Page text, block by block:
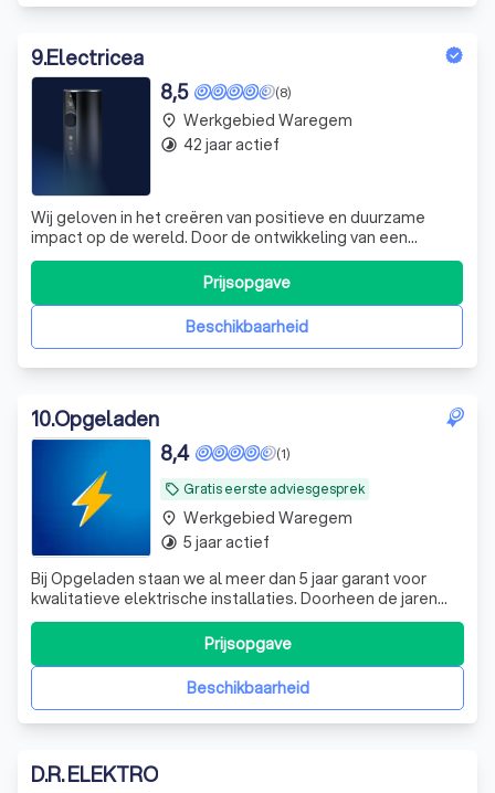
9.Electricea
(8)
8,5
Wij geloven in het creëren van positieve en duurzame
impact op de wereld. Door de ontwikkeling van een
hechte band met de installateurs kan er optimaal worden
ingespeeld op de individuele noden en behoeften. Er
wordt gestreefd naar een hoge graad van reactiviteit om
zo de beste ondersteuning te kun
Beschikbaarheid
Prijsopgave
place Werkgebied Waregem
timelapse 42 jaar actief
10.Opgeladen
local_offer Gratis eerste adviesgesprek
(1)
8,4
Bij Opgeladen staan we al meer dan 5 jaar garant voor
kwalitatieve elektrische installaties. Doorheen de jaren
hebben we ons gespecialiseerd in het plaatsen van
Beschikbaarheid
Prijsopgave
place Werkgebied Waregem
timelapse 5 jaar actief
D.R. ELEKTRO